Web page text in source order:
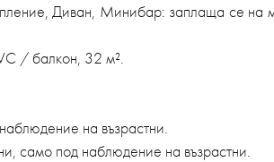
Диван, Минибар: заплаща се на
/ балкон, 32 м².
на възрастни.
само под наблюдение на възрастни.